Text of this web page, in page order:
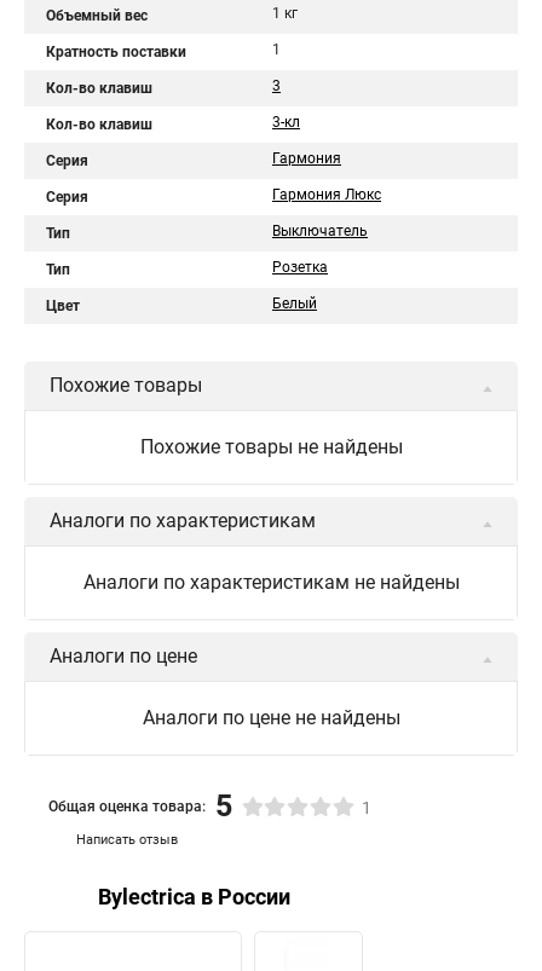
Объемный вес 1 кг
Кратность поставки 1
Кол-во клавиш 3
Кол-во клавиш 3-кл
Серия Гармония
Серия Гармония Люкс
Тип Выключатель
Тип Розетка
Цвет Белый
Похожие товары
Похожие товары не найдены
Аналоги по характеристикам
Аналоги по характеристикам не найдены
Аналоги по цене
Аналоги по цене не найдены
Написать отзыв
Общая оценка товара: 5 1
Bylectrica в России